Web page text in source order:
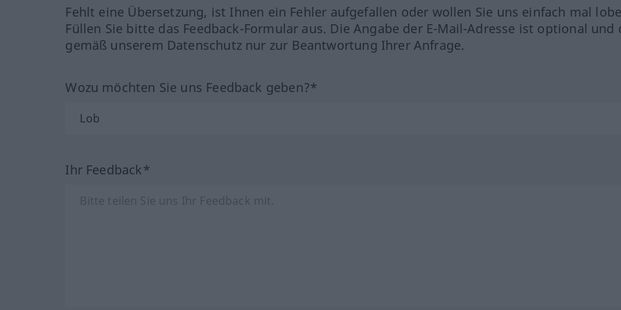
Fehlt eine Übersetzung, ist Ihnen ein Fehler aufgefallen oder wollen Sie uns einfach mal
Füllen Sie bitte das Feedback-Formular aus. Die Angabe der E-Mail-Adresse ist optional und
gemäß unserem Datenschutz nur zur Beantwortung Ihrer Anfrage.
Wozu möchten Sie uns Feedback geben?*
Ihr Feedback*